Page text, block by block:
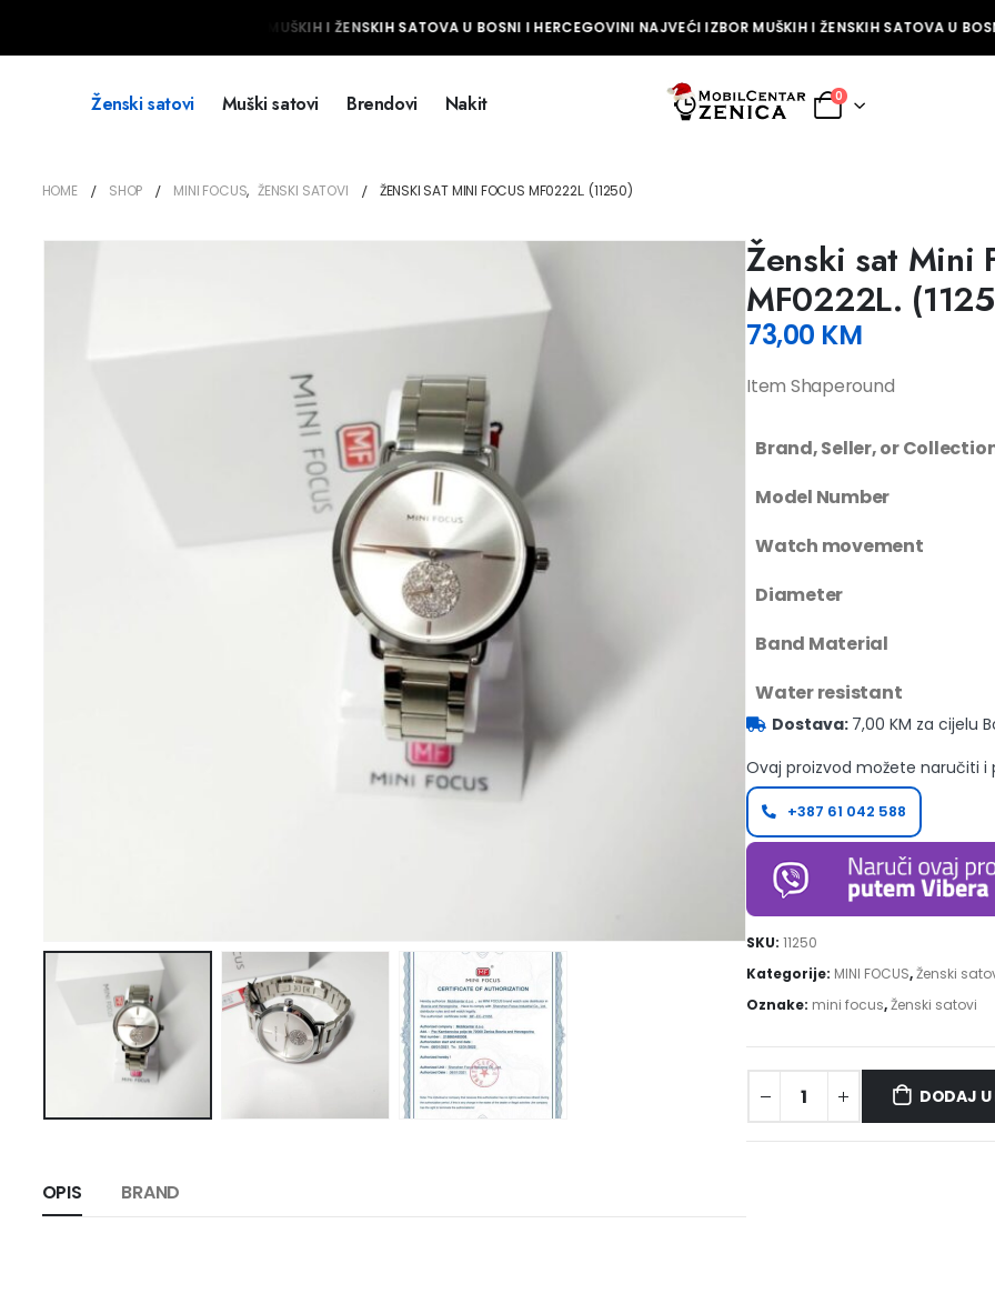
NAJVEĆI IZBOR MUŠKIH I ŽENSKIH SATOVA U BOSNI I HERCEGOVINI NAJVEĆI IZBOR MUŠKIH I ŽENSKIH SATOVA U
Ženski satovi Muški satovi Brendovi Nakit 0
HOME SHOP MINI FOCUS, ŽENSKI SATOVI ŽENSKI SAT MINI FOCUS MF0222L. (11250)
OPIS BRAND
Ženski sat Mini
MF0222L.
73,00 KM
Item Shaperound
Brand, Seller, or
Model Number
Watch movement
Diameter
Band Material
Water resistant
Dostava: 7,00 KM za cijelu
Ovaj proizvod možete naručiti i
+387 61 042 588
SKU: 11250
Kategorije: MINI FOCUS,Ženski
Oznake: mini focus,Ženski satovi
DODAJ U